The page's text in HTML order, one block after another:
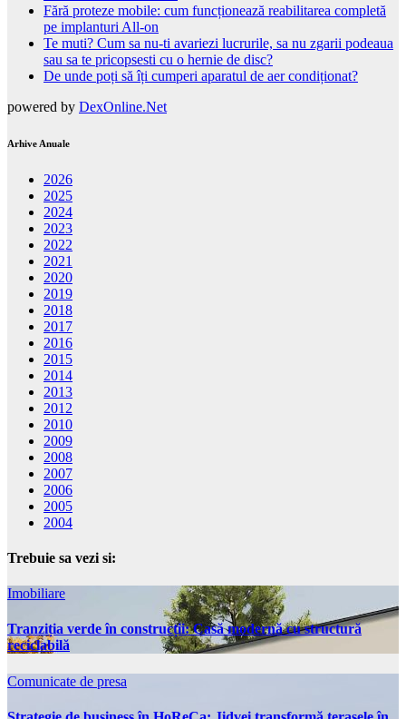
Fără proteze mobile: cum funcționează reabilitarea completă
pe implanturi All-on
Te muti? Cum sa nu-ti avariezi lucrurile, sa nu zgarii podeaua
sau sa te pricopsesti cu o hernie de disc?
De unde poți să îți cumperi aparatul de aer condiționat?
powered by DexOnline.Net
Arhive Anuale
2026
2025
2024
2023
2022
2021
2020
2019
2018
2017
2016
2015
2014
2013
2012
2010
2009
2008
2007
2006
2005
2004
Trebuie sa vezi si:
Imobiliare
Tranziția verde în construcții: Casă modernă cu structură
reciclabilă
Comunicate de presa